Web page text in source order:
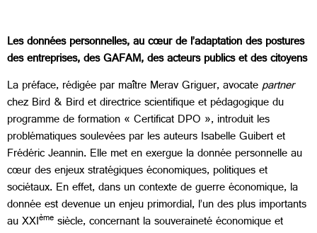
Les données personnelles, au cœur de l’adaptation des postures
des entreprises, des GAFAM, des acteurs publics et des citoyens
La préface, rédigée par maître Merav Griguer, avocatepartner
chez Bird & Bird et directrice scientifique et pédagogique du
programme de formation « Certificat DPO », introduit les
problématiques soulevées par les auteurs Isabelle Guibert et
Frédéric Jeannin. Elle met en exergue la donnée personnelle au
cœur des enjeux stratégiques économiques, politiques et
sociétaux. En effet, dans un contexte de guerre économique, la
donnée est devenue un enjeu primordial, l’un des plus importants
au XXIème siècle, concernant la souveraineté économique et